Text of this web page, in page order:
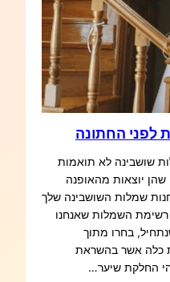
לפני החתונה
שושבינה לא תואמות
יוצאות מהאופנה
שמלות השושבינה שלך
רשימת השמלות שאנחנו
בחרו מתוך
כלה אשר בהשראת
החלקת שיער…